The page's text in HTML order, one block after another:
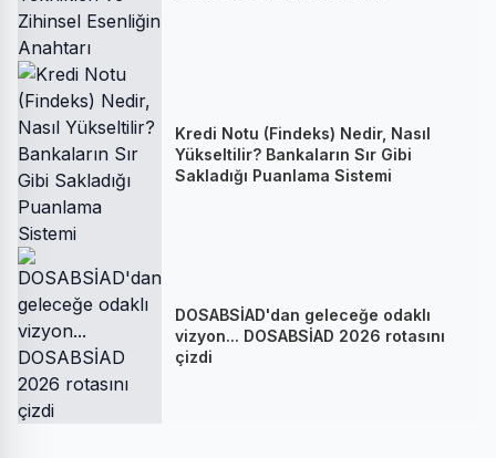
Kredi Notu (Findeks) Nedir, Nasıl
Yükseltilir? Bankaların Sır Gibi
Sakladığı Puanlama Sistemi
DOSABSİAD'dan geleceğe odaklı
vizyon... DOSABSİAD 2026 rotasını
çizdi